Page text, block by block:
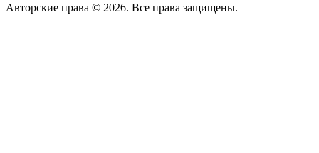
Авторские права © 2026. Все права защищены.